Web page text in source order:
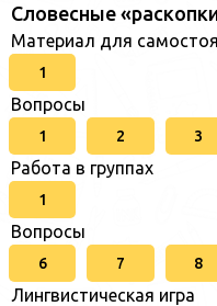
Словесные
Материал для
1
Вопросы
1 2 3
Работа в группах
1
Вопросы
6 7 8
Лингвистическая игра